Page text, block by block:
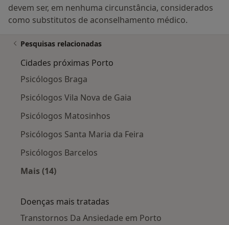
devem ser, em nenhuma circunstância, considerados
como substitutos de aconselhamento médico.
Pesquisas relacionadas
Cidades próximas Porto
Psicólogos Braga
Psicólogos Vila Nova de Gaia
Psicólogos Matosinhos
Psicólogos Santa Maria da Feira
Psicólogos Barcelos
Mais (14)
Doenças mais tratadas
Transtornos Da Ansiedade em Porto